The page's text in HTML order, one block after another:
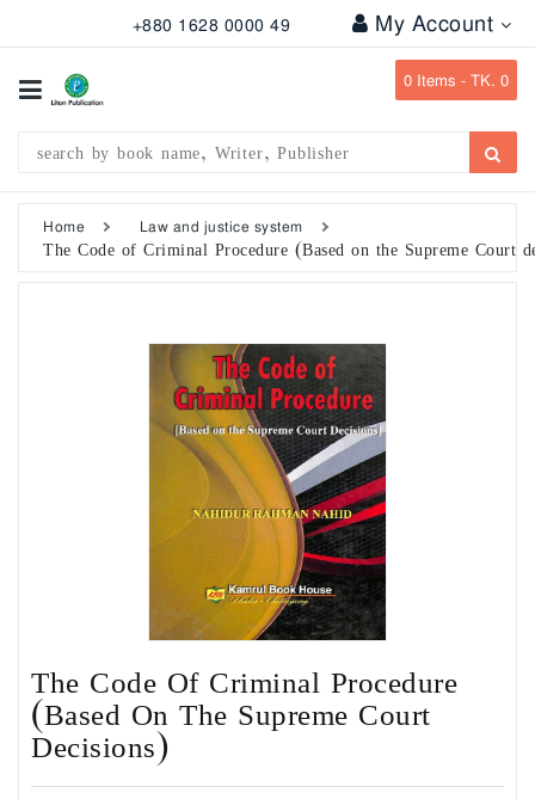
+880 1628 0000 49 My Account
0 Items -TK. 0
Categories
Publication
Departmental
Islamic
Books
Building
Construction
Home Law and justice system
The Code of Criminal Procedure (Based on the Supreme Court
The Code Of Criminal Procedure
(Based On The Supreme Court
Decisions)